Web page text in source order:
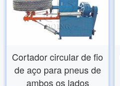
Cortador circular de fio
de aço para pneus de
ambos os lados